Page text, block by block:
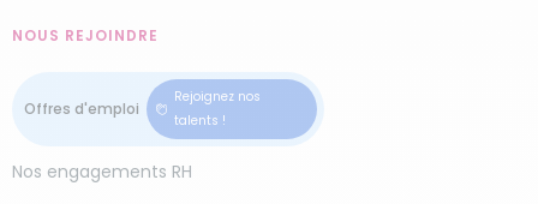
NOUS REJOINDRE
Rejoignez nos
talents !
Nos engagements RH